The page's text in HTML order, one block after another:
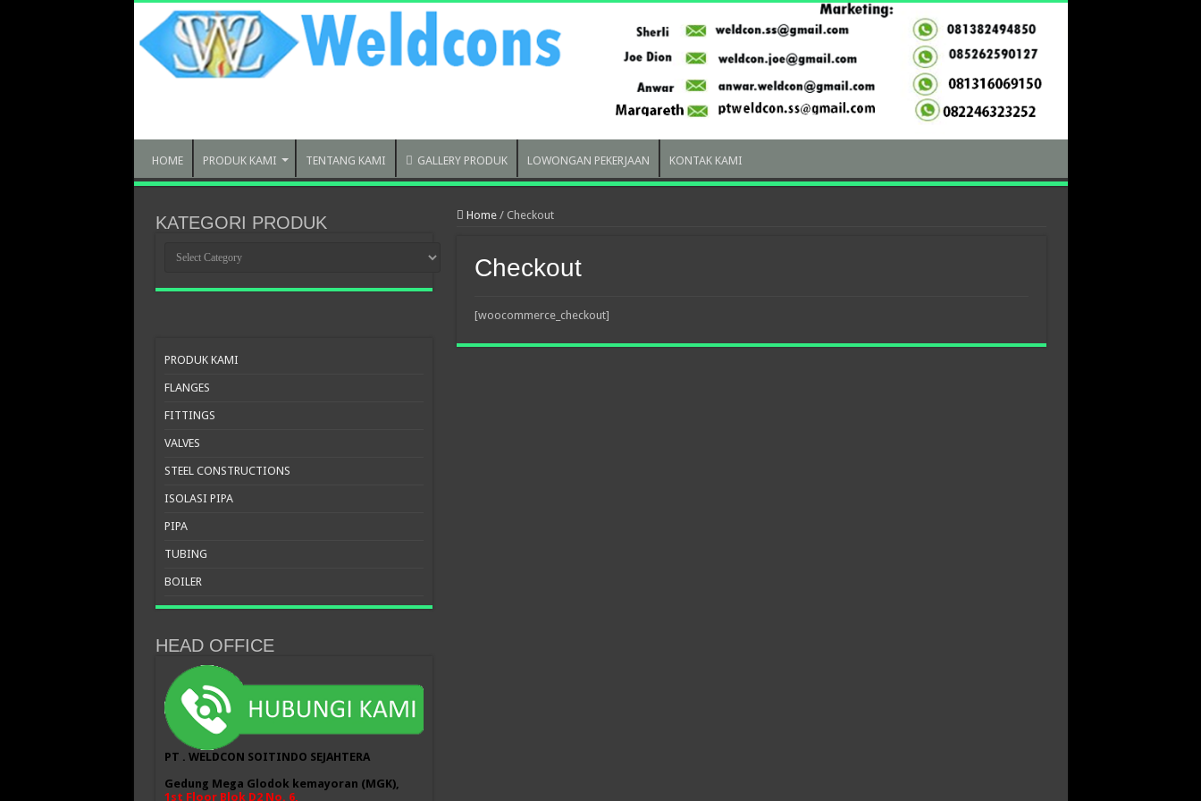
HOME PRODUK KAMI TENTANG KAMI GALLERY PRODUK LOWONGAN PEKERJAAN KONTAK KAMI
Home / Checkout
Checkout
[woocommerce_checkout]
KATEGORI PRODUK
PRODUK
PRODUK KAMI
FLANGES
FITTINGS
VALVES
STEEL CONSTRUCTIONS
ISOLASI PIPA
PIPA
TUBING
BOILER
HEAD OFFICE
PT . WELDCON SOITINDO SEJAHTERA
Gedung Mega Glodok kemayoran (MGK),
1st Floor Blok D2 No. 6,